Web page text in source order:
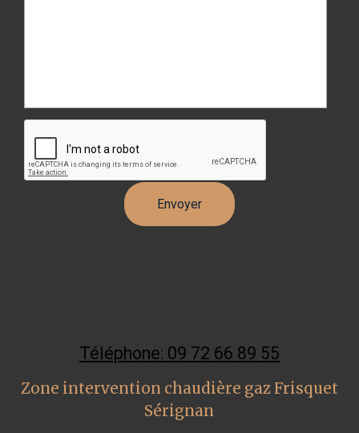
Téléphone: 09 72 66 89 55
Zone intervention chaudière gaz Frisquet
Sérignan